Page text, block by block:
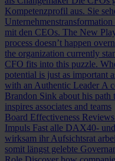
Kompetenzprofil aus. Sie
mit den CEOs. The New
process doesn’t happen
the organization currently
CFO fits into this puzzle.
potential is just as important
with an Authentic Leader A
Brandon Sink about his path
inspires associates and teams
Board Effectiveness
Impuls Fast alle DAX40-
wirksam ihr Aufsichtsrat
somit längst gelebte